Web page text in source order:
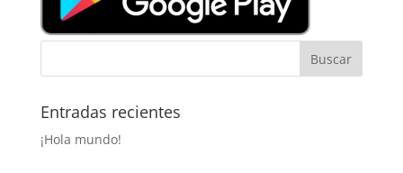
Entradas recientes
¡Hola mundo!